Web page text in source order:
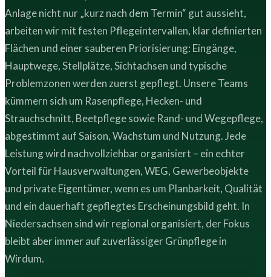
Anlage nicht nur „kurz nach dem Termin“ gut aussieht,
arbeiten wir mit festen Pflegeintervallen, klar definierten
Flächen und einer sauberen Priorisierung: Eingänge,
Hauptwege, Stellplätze, Sichtachsen und typische
Problemzonen werden zuerst gepflegt. Unsere Teams
kümmern sich um Rasenpflege, Hecken- und
Strauchschnitt, Beetpflege sowie Rand- und Wegepflege,
abgestimmt auf Saison, Wachstum und Nutzung. Jede
Leistung wird nachvollziehbar organisiert – ein echter
Vorteil für Hausverwaltungen, WEG, Gewerbeobjekte
und private Eigentümer, wenn es um Planbarkeit, Qualität
und ein dauerhaft gepflegtes Erscheinungsbild geht. In
Niedersachsen sind wir regional organisiert, der Fokus
bleibt aber immer auf zuverlässiger Grünpflege in
Wirdum.